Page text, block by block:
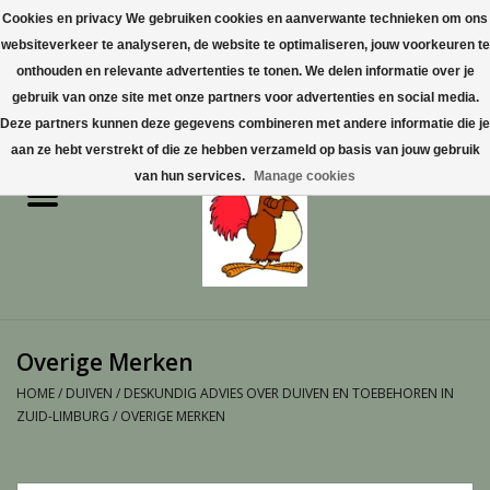
0 Artikelen - €0,00
Home
Vogelproducten aanschaffen
in Limburg
Overige Merken
HOME/ DUIVEN / DESKUNDIG ADVIES OVER DUIVEN EN TOEBEHOREN IN
ZUID-LIMBURG / OVERIGE MERKEN
Cookies en privacy We gebruiken cookies en aanverwante technieken om ons
websiteverkeer te analyseren, de website te optimaliseren, jouw voorkeuren te
onthouden en relevante advertenties te tonen. We delen informatie over je
gebruik van onze site met onze partners voor advertenties en social media.
Deze partners kunnen deze gegevens combineren met andere informatie die je
aan ze hebt verstrekt of die ze hebben verzameld op basis van jouw gebruik
van hun services.
Manage cookies